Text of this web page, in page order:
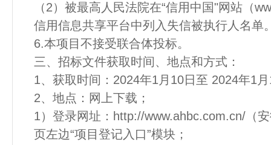
（2）被最高人民法院在“信用中国"网站（
信用信息共享平台中列入失信被执行人名单
6.本项目不接受联合体投标。
三、招标文件获取时间、地点和方式：
1、获取时间：2024年1月10日至 2024年1
2、地点：网上下载；
1）登录网址：http://www.ahbc.com.cn/（
页左边“项目登记入口”模块；